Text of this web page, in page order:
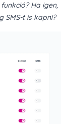
Ha igen,
SMS-t is kapni?